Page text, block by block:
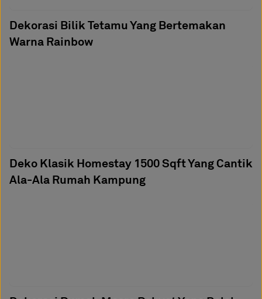
Dekorasi Bilik Tetamu Yang Bertemakan
Warna Rainbow
Deko Klasik Homestay 1500 Sqft Yang Cantik
Ala-Ala Rumah Kampung